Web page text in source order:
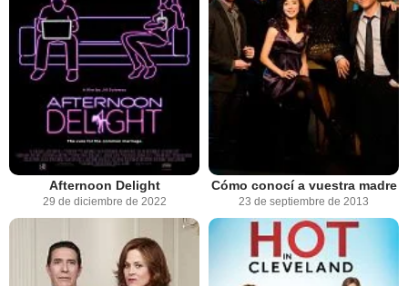
Afternoon Delight
29 de diciembre de 2022
Cómo conocí a vuestra madre
23 de septiembre de 2013